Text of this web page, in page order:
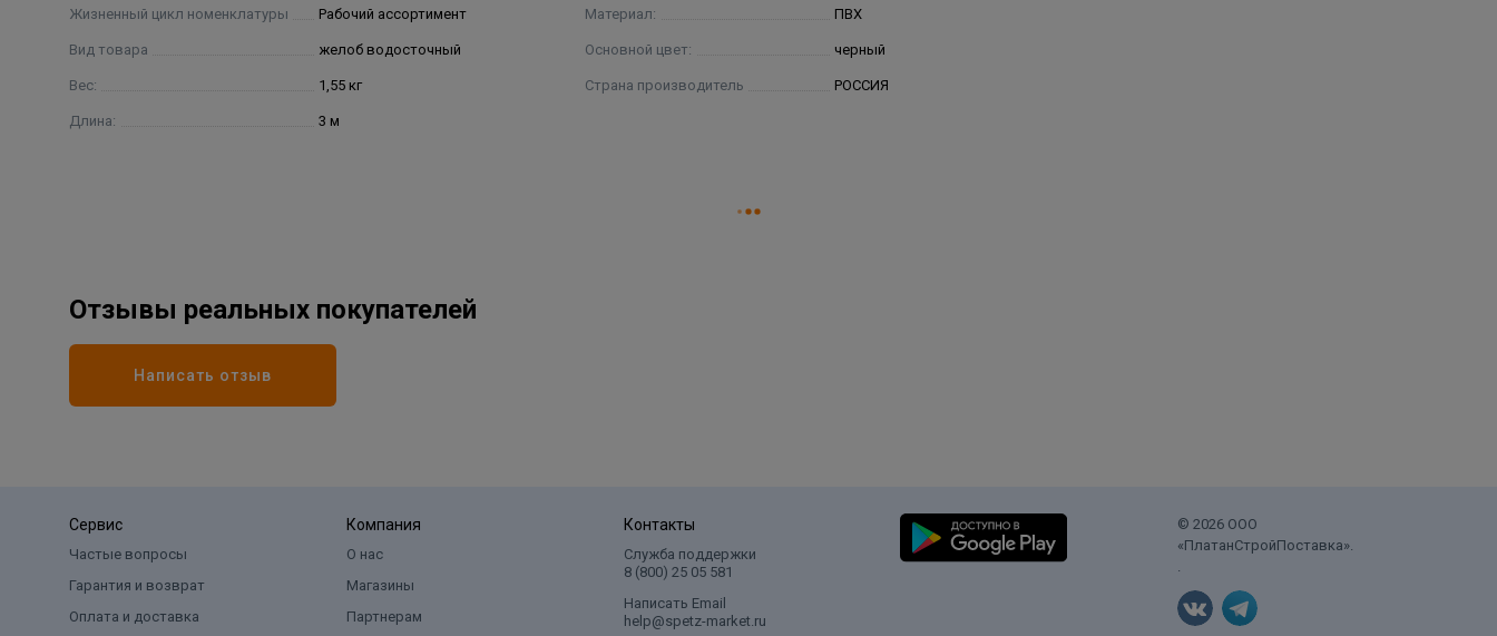
Жизненный цикл номенклатуры Рабочий ассортимент
Вид товара желоб водосточный
Вес: 1,55 кг
Длина: 3 м
Материал: ПВХ
Основной цвет: черный
Страна производитель РОССИЯ
Отзывы реальных покупателей
Написать отзыв
Сервис
Частые вопросы
Гарантия и возврат
Оплата и доставка
Компания
О нас
Магазины
Партнерам
Контакты
Служба поддержки
8 (800) 25 05 581
Написать Email
help@spetz-market.ru
© 2026 ООО
«ПлатанСтройПоставка».
.